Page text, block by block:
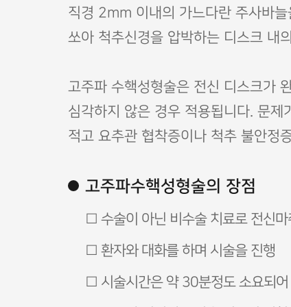
직경 2mm 이내의 가느다란 주사바
쏘아 척추신경을 압박하는 디스크 내
고주파 수핵성형술은 전신 디스크가
심각하지 않은 경우 적용됩니다. 문제
적고 요추관 협착증이나 척추 불안정
고주파수핵성형술의 장점
□ 수술이 아닌 비수술 치료로 전신
□ 환자와 대화를 하며 시술을 진행
□ 시술시간은 약 30분정도 소요되